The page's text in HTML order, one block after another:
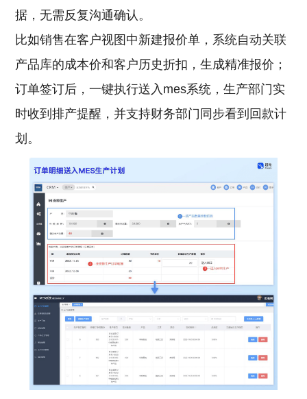
据，无需反复沟通确认。
比如销售在客户视图中新建报价单，系统自动关联
产品库的成本价和客户历史折扣，生成精准报价；
订单签订后，一键执行送入mes系统，生产部门实
时收到排产提醒，并支持财务部门同步看到回款计
划。